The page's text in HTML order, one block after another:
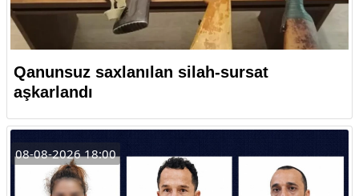
Qanunsuz saxlanılan silah-sursat
aşkarlandı
08-08-2026 18:00